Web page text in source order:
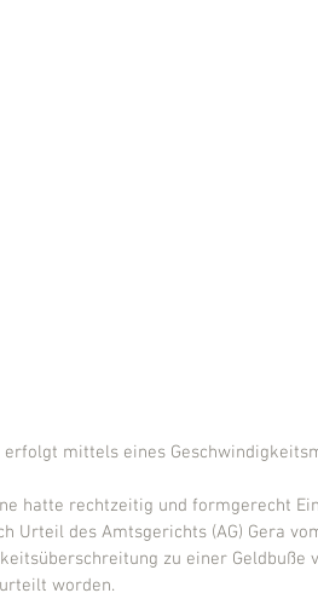
erfolgt mittels eines
hatte rechtzeitig und formgerecht
Urteil des Amtsgerichts (AG) Gera
zu einer Geldbuße
worden.